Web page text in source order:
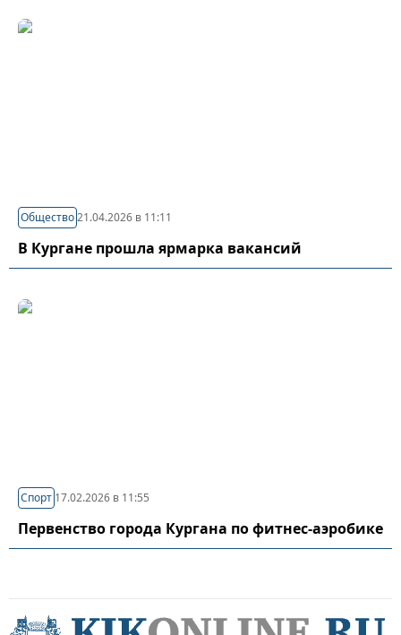
Общество21.04.2026 в 11:11
В Кургане прошла ярмарка вакансий
Спорт 17.02.2026 в 11:55
Первенство города Кургана по фитнес-аэробике